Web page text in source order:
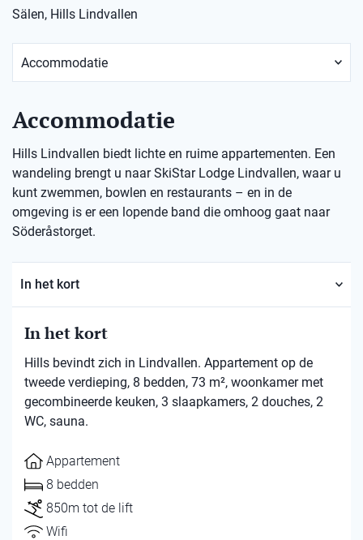
Sälen, Hills Lindvallen
Accommodatie
Hills Lindvallen biedt lichte en ruime appartementen. Een
wandeling brengt u naar SkiStar Lodge Lindvallen, waar u
kunt zwemmen, bowlen en restaurants – en in de
omgeving is er een lopende band die omhoog gaat naar
Söderåstorget.
In het kort
In het kort
Hills bevindt zich in Lindvallen. Appartement op de
tweede verdieping, 8 bedden, 73 m², woonkamer met
gecombineerde keuken, 3 slaapkamers, 2 douches, 2
WC, sauna.
Appartement
8 bedden
850m tot de lift
Wifi